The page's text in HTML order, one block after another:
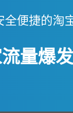
便捷的淘
量爆发